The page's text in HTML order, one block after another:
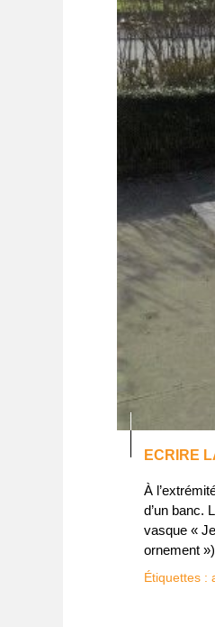
ECRIRE
À
d’un banc.
vasque «
ornement
Étiquettes :